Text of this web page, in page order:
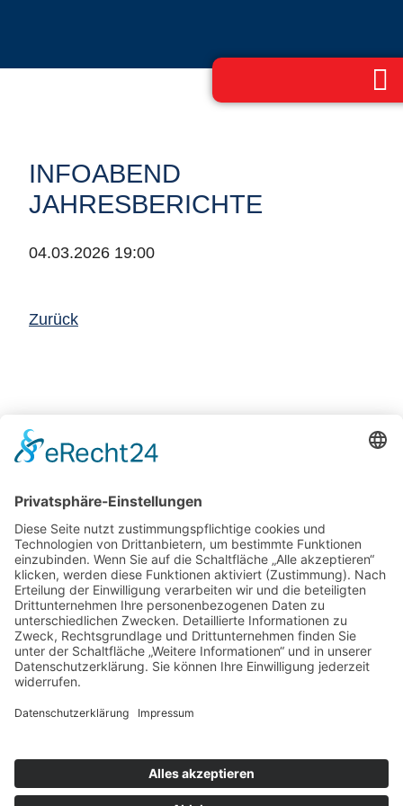
INFOABEND
JAHRESBERICHTE
04.03.2026 19:00
Zurück
Potsdamer Yacht Club e. V.
Königstr. 3A
14109 Berlin
Tel: +49 30 805 35 58
KONTAKT |IMPRESSUM|DATENSCHUTZ